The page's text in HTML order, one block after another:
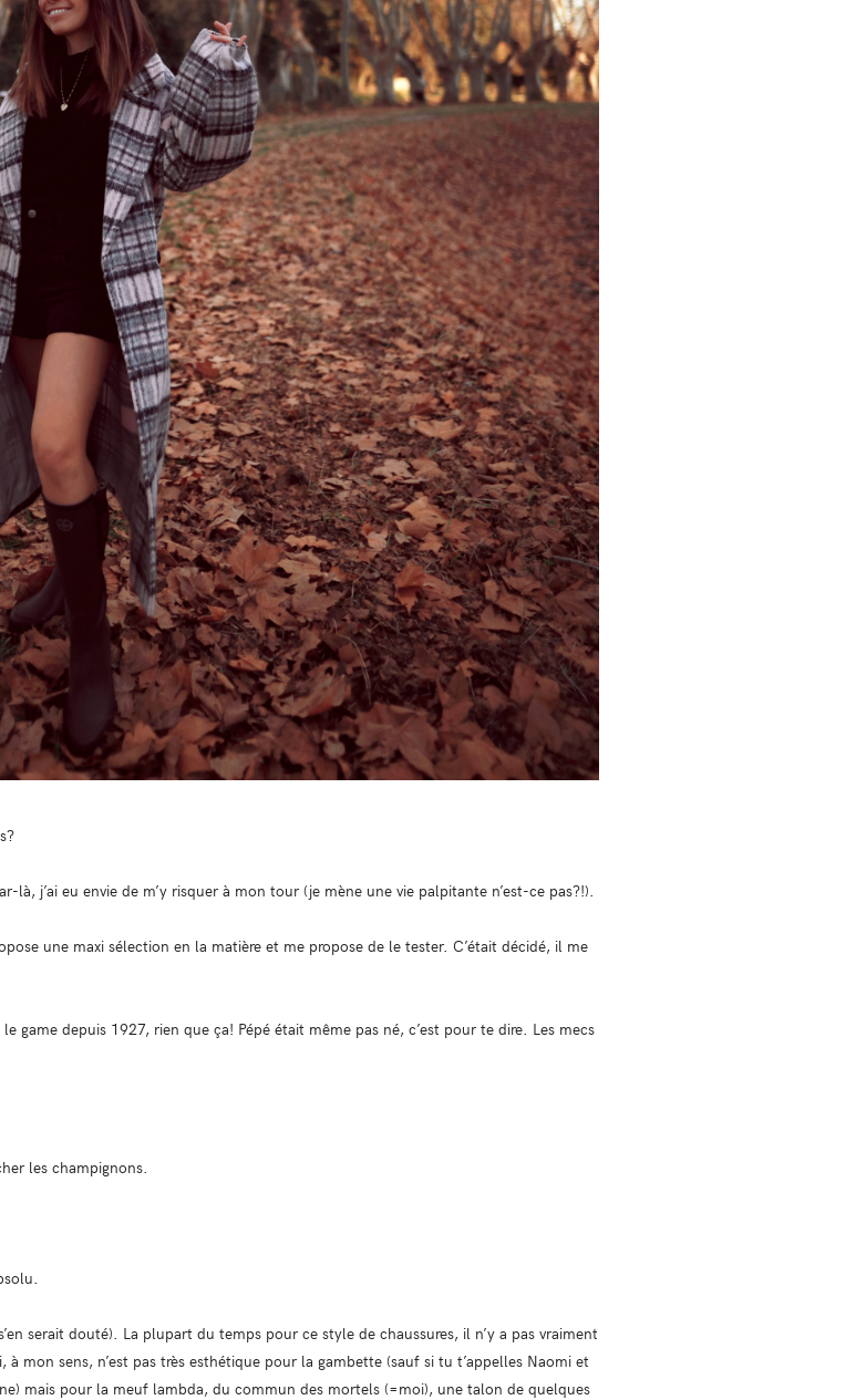
j’ai eu envie de m’y risquer à mon tour (je mène une vie palpitante n’est-ce pas?!).
une maxi sélection en la matière et me propose de le tester. C’était décidé, il me
game depuis 1927, rien que ça! Pépé était même pas né, c’est pour te dire. Les mecs
les champignons.
serait douté). La plupart du temps pour ce style de chaussures, il n’y a pas vraiment
à mon sens, n’est pas très esthétique pour la gambette (sauf si tu t’appelles Naomi et
mais pour la meuf lambda, du commun des mortels (=moi), une talon de quelques